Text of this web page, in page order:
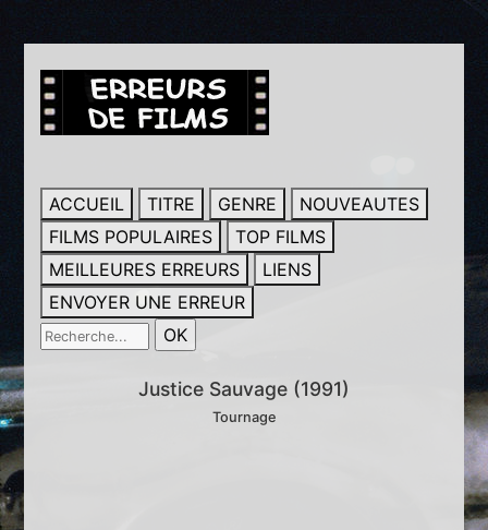
ACCUEIL TITRE GENRE
NOUVEAUTES
FILMS POPULAIRES
TOP FILMS
MEILLEURES ERREURS
LIENS
ENVOYER UNE ERREUR
Justice Sauvage (1991)
Tournage